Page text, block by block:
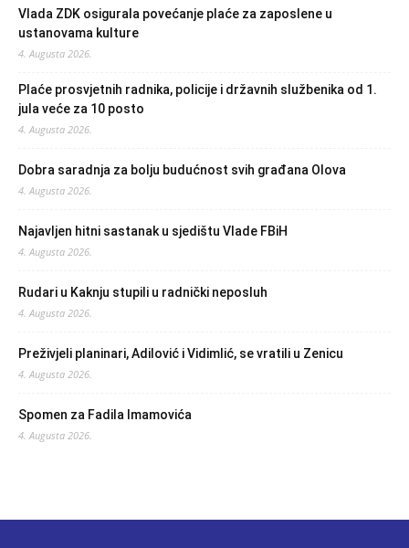
Vlada ZDK osigurala povećanje plaće za zaposlene u
ustanovama kulture
4. Augusta 2026.
Plaće prosvjetnih radnika, policije i državnih službenika od 1.
jula veće za 10 posto
4. Augusta 2026.
Dobra saradnja za bolju budućnost svih građana Olova
4. Augusta 2026.
Najavljen hitni sastanak u sjedištu Vlade FBiH
4. Augusta 2026.
Rudari u Kaknju stupili u radnički neposluh
4. Augusta 2026.
Preživjeli planinari, Adilović i Vidimlić, se vratili u Zenicu
4. Augusta 2026.
Spomen za Fadila Imamovića
4. Augusta 2026.